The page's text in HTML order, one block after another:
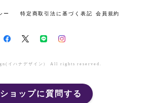
ー 特定商取引法に基づく表記 会員規約
イハナデザイン） All rights reserved.
ショップに質問する